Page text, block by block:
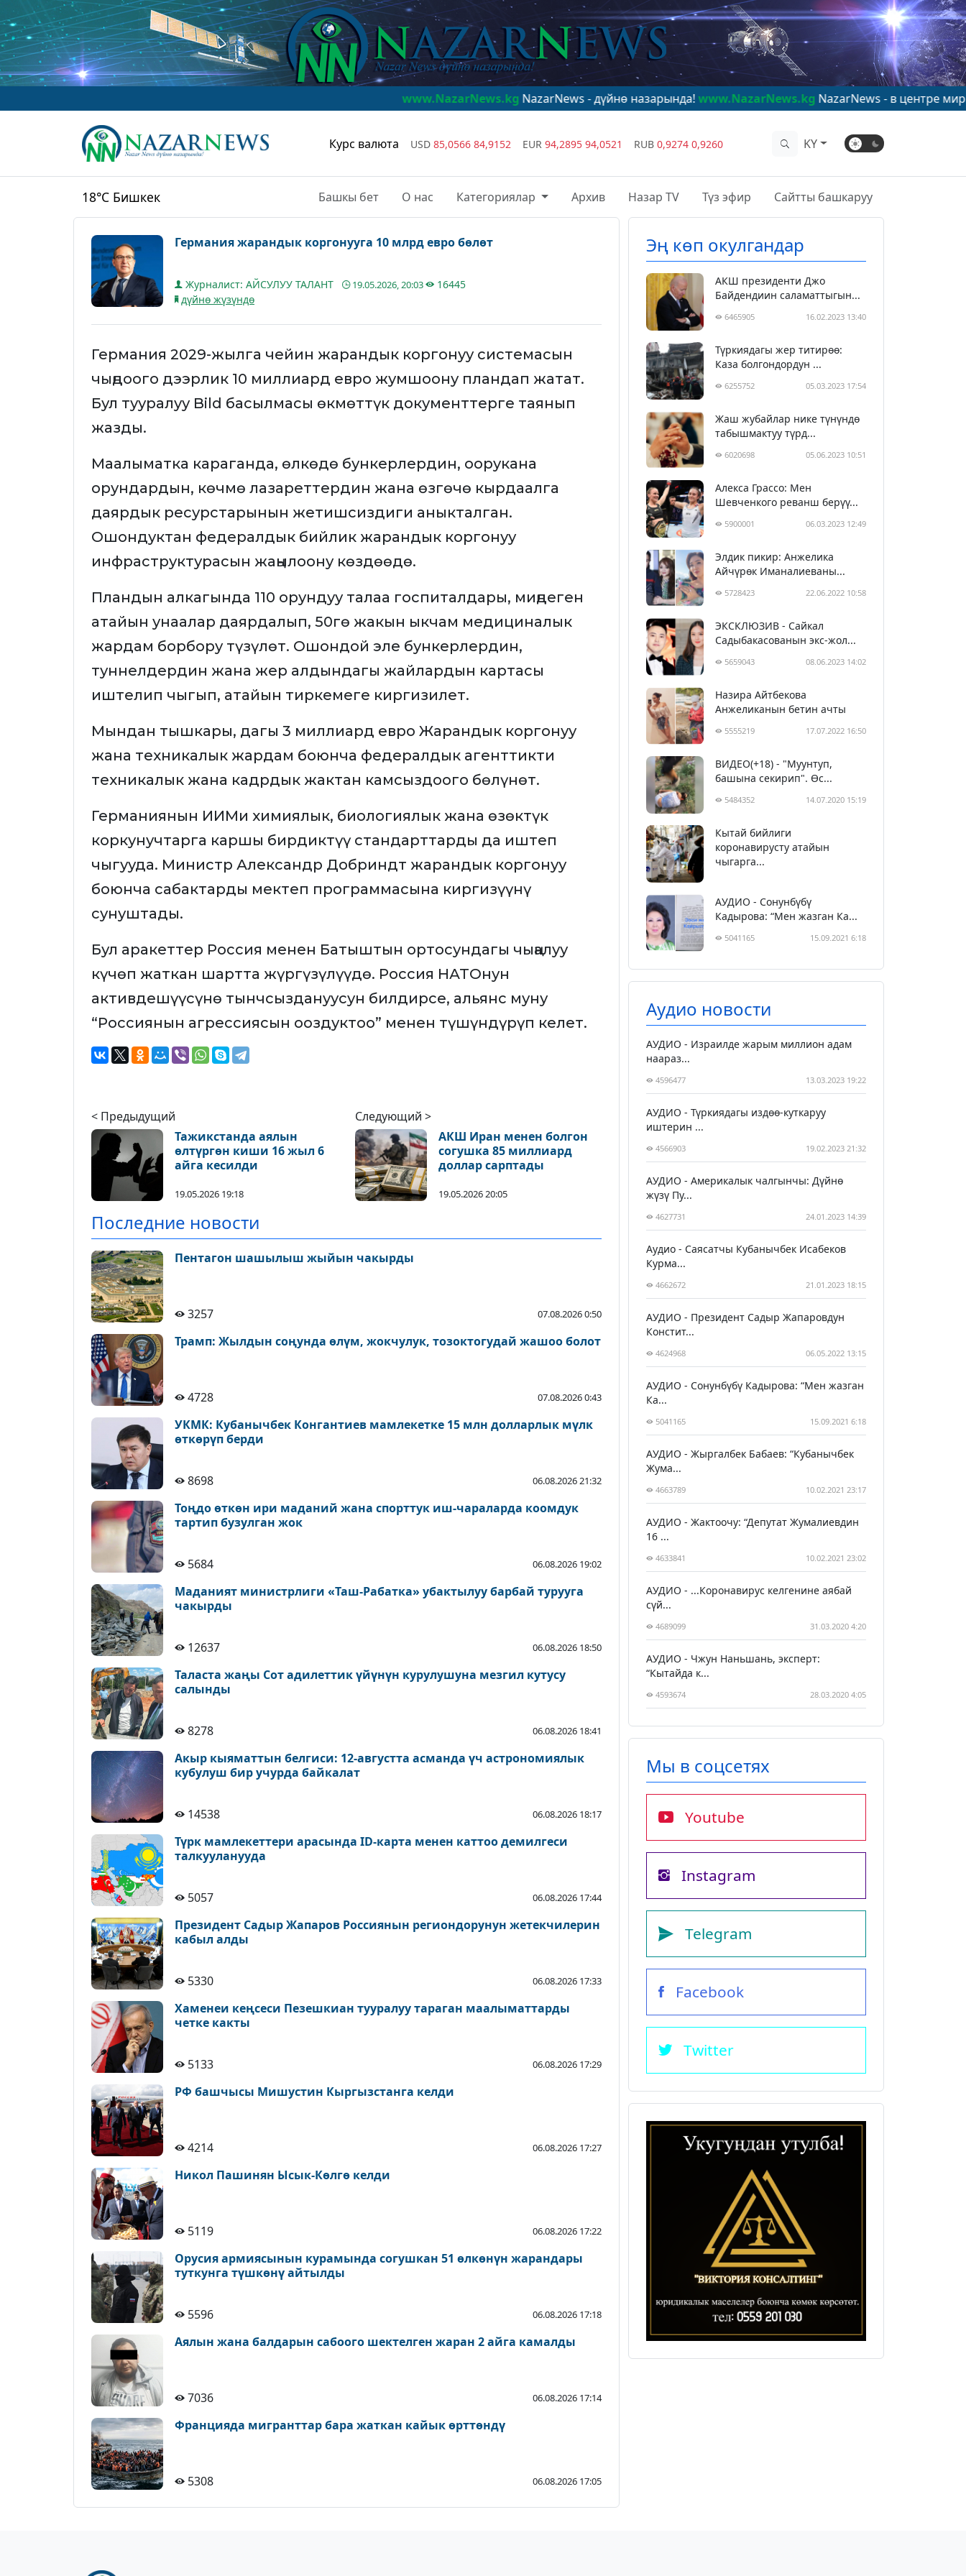
www.NazarNews.kgNazarNews - дүйнө назарында!www.NazarNews.kgNazarNews - в центре мирового
Курс валюта USD 85,0566 84,9152 EUR 94,2895 94,0521 RUB 0,9274 0,9260 KY
18°C Бишкек Башкы бет О нас Категориялар Архив Назар TV Түз эфир Сайтты башкаруу
Германия жарандык коргонууга 10 млрд евро бөлөт
Журналист: АЙСУЛУУ ТАЛАНТ 19.05.2026, 20:03
16445
дүйнө жүзүндө
Германия 2029-жылга чейин жарандык коргонуу системасын
чыңдоого дээрлик 10 миллиард евро жумшоону пландап жатат.
Бул тууралуу Bild басылмасы өкмөттүк документтерге таянып
жазды.
Маалыматка караганда, өлкөдө бункерлердин, оорукана
орундардын, көчмө лазареттердин жана өзгөчө кырдаалга
даярдык ресурстарынын жетишсиздиги аныкталган.
Ошондуктан федералдык бийлик жарандык коргонуу
инфраструктурасын жаңылоону көздөөдө.
Пландын алкагында 110 орундуу талаа госпиталдары, миңдеген
атайын унаалар даярдалып, 50гө жакын ыкчам медициналык
жардам борбору түзүлөт. Ошондой эле бункерлердин,
туннелдердин жана жер алдындагы жайлардын картасы
иштелип чыгып, атайын тиркемеге киргизилет.
Мындан тышкары, дагы 3 миллиард евро Жарандык коргонуу
жана техникалык жардам боюнча федералдык агенттикти
техникалык жана кадрдык жактан камсыздоого бөлүнөт.
Германиянын ИИМи химиялык, биологиялык жана өзөктүк
коркунучтарга каршы бирдиктүү стандарттарды да иштеп
чыгууда. Министр Александр Добриндт жарандык коргонуу
боюнча сабактарды мектеп программасына киргизүүнү
сунуштады.
Бул аракеттер Россия менен Батыштын ортосундагы чыңалуу
күчөп жаткан шартта жүргүзүлүүдө. Россия НАТОнун
активдешүүсүнө тынчсыздануусун билдирсе, альянс муну
“Россиянын агрессиясын ооздуктоо” менен түшүндүрүп келет.
< Предыдущий
Тажикстанда аялын
өлтүргөн киши 16 жыл 6
айга кесилди
19.05.2026 19:18
Следующий >
АКШ Иран менен болгон
согушка 85 миллиард
доллар сарптады
19.05.2026 20:05
Последние новости
Пентагон шашылыш жыйын чакырды
3257 07.08.2026 0:50
Трамп: Жылдын соңунда өлүм, жокчулук, тозоктогудай жашоо болот
4728 07.08.2026 0:43
УКМК: Кубанычбек Конгантиев мамлекетке 15 млн долларлык мүлк
өткөрүп берди
8698 06.08.2026 21:32
Тоңдо өткөн ири маданий жана спорттук иш-чараларда коомдук
тартип бузулган жок
5684 06.08.2026 19:02
Маданият министрлиги «Таш-Рабатка» убактылуу барбай турууга
чакырды
12637 06.08.2026 18:50
Таласта жаңы Сот адилеттик үйүнүн курулушуна мезгил кутусу
салынды
8278 06.08.2026 18:41
Акыр кыяматтын белгиси: 12-августта асманда үч астрономиялык
кубулуш бир учурда байкалат
14538 06.08.2026 18:17
Түрк мамлекеттери арасында ID-карта менен каттоо демилгеси
талкууланууда
5057 06.08.2026 17:44
Президент Садыр Жапаров Россиянын региондорунун жетекчилерин
кабыл алды
5330 06.08.2026 17:33
Хаменеи кеңсеси Пезешкиан тууралуу тараган маалыматтарды
четке какты
5133 06.08.2026 17:29
РФ башчысы Мишустин Кыргызстанга келди
4214 06.08.2026 17:27
Никол Пашинян Ысык-Көлгө келди
5119 06.08.2026 17:22
Орусия армиясынын курамында согушкан 51 өлкөнүн жарандары
туткунга түшкөнү айтылды
5596 06.08.2026 17:18
Аялын жана балдарын сабоого шектелген жаран 2 айга камалды
7036 06.08.2026 17:14
Францияда мигранттар бара жаткан кайык өрттөндү
5308 06.08.2026 17:05
Эң көп окулгандар
АКШ президенти Джо
Байдендиин саламаттыгын...
6465905 16.02.2023 13:40
Түркиядагы жер титирөө:
Каза болгондордун ...
6255752 05.03.2023 17:54
Жаш жубайлар нике түнүндө
табышмактуу түрд...
6020698 05.06.2023 10:51
Алекса Грассо: Мен
Шевченкого реванш берүү...
5900001 06.03.2023 12:49
Элдик пикир: Анжелика
Айчүрөк Иманалиеваны...
5728423 22.06.2022 10:58
ЭКСКЛЮЗИВ - Сайкал
Садыбакасованын экс-жол...
5659043 08.06.2023 14:02
Назира Айтбекова
Анжеликанын бетин ачты
5555219 17.07.2022 16:50
ВИДЕО(+18) - "Муунтуп,
башына секирип". Өс...
5484352 14.07.2020 15:19
Кытай бийлиги
коронавирусту атайын
чыгарга...
АУДИО - Сонунбүбү
Кадырова: “Мен жазган Ка...
5041165 15.09.2021 6:18
Аудио новости
АУДИО - Израилде жарым миллион адам
наараз...
4596477 13.03.2023 19:22
АУДИО - Түркиядагы издөө-куткаруу
иштерин ...
4566903 19.02.2023 21:32
АУДИО - Америкалык чалгынчы: Дүйнө
жүзү Пу...
4627731 24.01.2023 14:39
Аудио - Саясатчы Кубанычбек Исабеков
Курма...
4662672 21.01.2023 18:15
АУДИО - Президент Садыр Жапаровдун
Констит...
4624968 06.05.2022 13:15
АУДИО - Сонунбүбү Кадырова: “Мен жазган
Ка...
5041165 15.09.2021 6:18
АУДИО - Жыргалбек Бабаев: “Кубанычбек
Жума...
4663789 10.02.2021 23:17
АУДИО - Жактоочу: “Депутат Жумалиевдин
16 ...
4633841 10.02.2021 23:02
АУДИО - ...Коронавирус келгенине аябай
сүй...
4689099 31.03.2020 4:20
АУДИО - Чжун Наньшань, эксперт:
“Кытайда к...
4593674 28.03.2020 4:05
Мы в соцсетях
Youtube
Instagram
Telegram
Facebook
Twitter